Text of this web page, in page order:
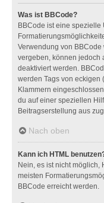
Was ist BBCode?
BBCode ist eine
Verwendung von
vergeben, können jedoch
deaktiviert werden.
werden Tags von eckigen
Klammern
du auf einer speziellen
Beitragserstellung aus
Nach oben
Kann ich HTML
Nein, es ist nicht möglich,
meisten
BBCode erreicht werden.